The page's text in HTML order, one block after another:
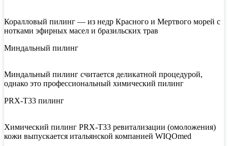
Коралловый пилинг — из недр Красного и Мертвого морей с
нотками эфирных масел и бразильских трав
Миндальный пилинг
Миндальный пилинг считается деликатной процедурой,
однако это профессиональный химический пилинг
PRX-T33 пилинг
Химический пилинг PRX-T33 ревитализации (омоложения)
кожи выпускается итальянской компанией WIQOmed